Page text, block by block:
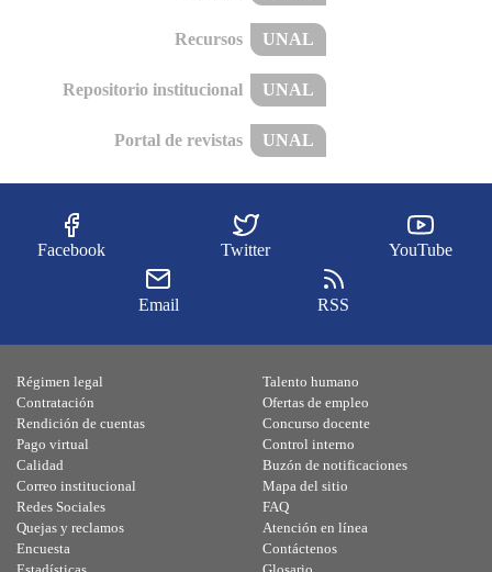
Recursos UNAL
Repositorio institucional UNAL
Portal de revistas UNAL
Facebook Twitter YouTube
Email RSS
Régimen legal
Contratación
Rendición de cuentas
Pago virtual
Calidad
Talento humano
Ofertas de empleo
Concurso docente
Control interno
Buzón de notificaciones
Correo institucional
Redes Sociales
Quejas y reclamos
Encuesta
Mapa del sitio
FAQ
Atención en línea
Contáctenos